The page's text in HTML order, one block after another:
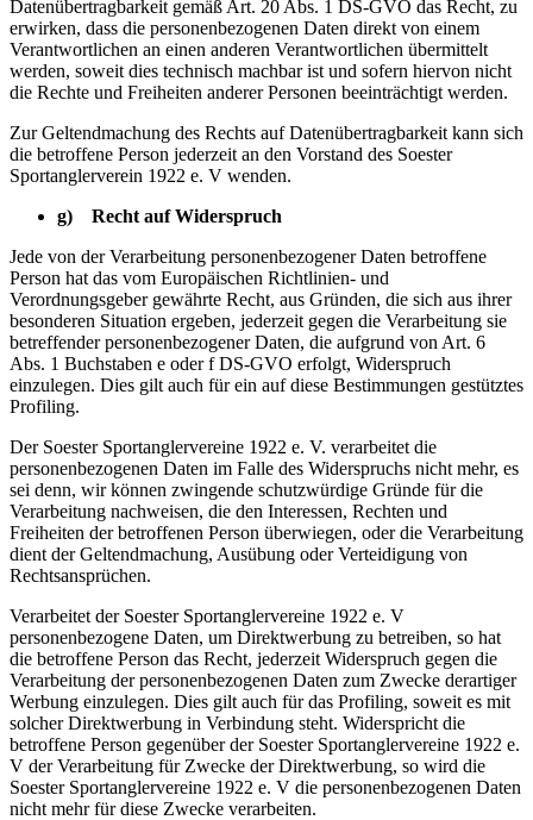
Datenübertragbarkeit gemäß Art. 20 Abs. 1 DS-GVO das Recht, zu
erwirken, dass die personenbezogenen Daten direkt von einem
Verantwortlichen an einen anderen Verantwortlichen übermittelt
werden, soweit dies technisch machbar ist und sofern hiervon nicht
die Rechte und Freiheiten anderer Personen beeinträchtigt werden.
Zur Geltendmachung des Rechts auf Datenübertragbarkeit kann sich
die betroffene Person jederzeit an den Vorstand des Soester
Sportanglerverein 1922 e. V wenden.
g) Recht auf Widerspruch
Jede von der Verarbeitung personenbezogener Daten betroffene
Person hat das vom Europäischen Richtlinien- und
Verordnungsgeber gewährte Recht, aus Gründen, die sich aus ihrer
besonderen Situation ergeben, jederzeit gegen die Verarbeitung sie
betreffender personenbezogener Daten, die aufgrund von Art. 6
Abs. 1 Buchstaben e oder f DS-GVO erfolgt, Widerspruch
einzulegen. Dies gilt auch für ein auf diese Bestimmungen gestütztes
Profiling.
Der Soester Sportanglervereine 1922 e. V. verarbeitet die
personenbezogenen Daten im Falle des Widerspruchs nicht mehr, es
sei denn, wir können zwingende schutzwürdige Gründe für die
Verarbeitung nachweisen, die den Interessen, Rechten und
Freiheiten der betroffenen Person überwiegen, oder die Verarbeitung
dient der Geltendmachung, Ausübung oder Verteidigung von
Rechtsansprüchen.
Verarbeitet der Soester Sportanglervereine 1922 e. V
personenbezogene Daten, um Direktwerbung zu betreiben, so hat
die betroffene Person das Recht, jederzeit Widerspruch gegen die
Verarbeitung der personenbezogenen Daten zum Zwecke derartiger
Werbung einzulegen. Dies gilt auch für das Profiling, soweit es mit
solcher Direktwerbung in Verbindung steht. Widerspricht die
betroffene Person gegenüber der Soester Sportanglervereine 1922 e.
V der Verarbeitung für Zwecke der Direktwerbung, so wird die
Soester Sportanglervereine 1922 e. V die personenbezogenen Daten
nicht mehr für diese Zwecke verarbeiten.